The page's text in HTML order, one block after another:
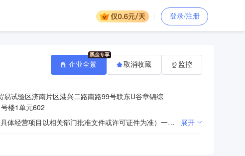
登录/注册
易试验区济南片区港兴二路南路99号联东U谷章锦综
楼1单元602
许可项目：包装装潢印刷品印刷。（依法须经批准的项目，经相关部门批准后方可开展经营活动，具体经营项目以相关部门批准文件或许可证件为准）一般项目：机械设备研发；印刷专用设备制造；机械设备销售；工业自动控制系统装置制造；工业自动控制系统装置销售；油墨销售（不含危险化学品）；机械零件、零部件加工；机械零件、零部件销售；电子元器件制造；电子元器件批发；电子元器件零售。（除依法须经批准的项目外，凭营业执照依法自主开展经营活动） 展开
企业全景 取消收藏 监控